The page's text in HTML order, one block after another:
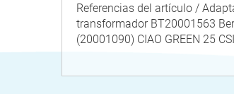
Referencias del artículo /
transformador BT20001563
(20001090) CIAO GREEN 25